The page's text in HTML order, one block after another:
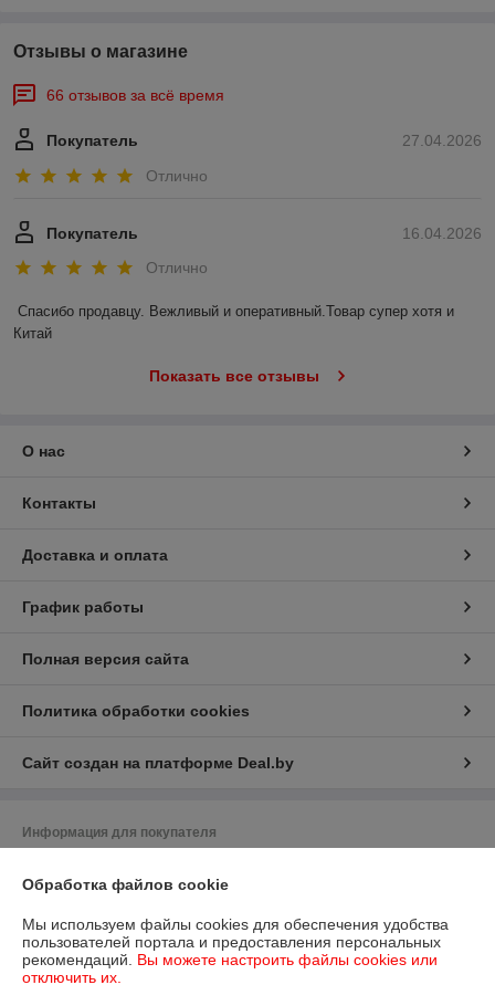
Отзывы о магазине
66 отзывов за всё время
27.04.2026
Покупатель
Отлично
16.04.2026
Покупатель
Отлично
Спасибо продавцу. Вежливый и оперативный.Товар супер хотя и
Китай
Показать все отзывы
О нас
Контакты
Доставка и оплата
График работы
Полная версия сайта
Политика обработки cookies
Сайт создан на платформе Deal.by
Информация для покупателя
г.Минск пр.газ."Звязда"14-1-224
Регистрационный номер ЕГР: 192166111
УНП: 192166111
Обработка файлов cookie
Мы используем файлы cookies для обеспечения удобства
пользователей портала и предоставления персональных
рекомендаций. Вы можете настроить файлы cookies или
отключить их.